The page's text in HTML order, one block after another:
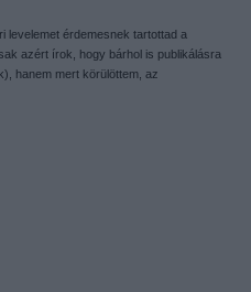
levelemet érdemesnek tartottad a
azért írok, hogy bárhol is publikálásra
hanem mert körülöttem, az